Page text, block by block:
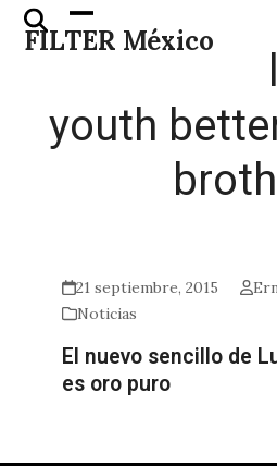
Skip
FILTER México
Open
mobile
Close
mobile
youth
21 septiembre, 2015
Noticias
El nuevo sencillo de
es oro puro